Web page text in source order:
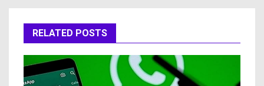
RELATED POSTS